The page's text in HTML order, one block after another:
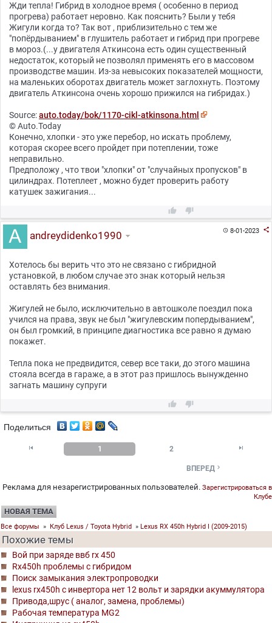
Жди тепла! Гибрид в холодное время ( особенно в период
прогрева) работает неровно. Как пояснить? Были у тебя
Жигули когда то? Так вот , приблизительно с тем же
"попёрдыванием" в глушитель работает и гибрид при прогреве
в мороз.(...у двигателя Аткинсона есть один существенный
недостаток, который не позволял применять его в массовом
производстве машин. Из-за невысоких показателей мощности,
на маленьких оборотах двигатель может заглохнуть. Поэтому
двигатель Аткинсона очень хорошо прижился на гибридах.)
Source:auto.today/bok/1170-cikl-atkinsona.html
© Auto.Today
Конечно, хлопки - это уже перебор, но искать проблему,
которая скорее всего пройдет при потеплении, тоже
неправильно.
Предположу , что твои "хлопки" от "случайных пропусков" в
цилиндрах. Потеплеет , можно будет проверить работу
катушек зажигания...
 
8-01-2023 
andreydidenko1990
Хотелось бы верить что это не связано с гибридной
установкой, в любом случае это знак который нельзя
оставлять без внимания.
Жигулей не было, исключительно в автошколе поездил пока
учился на права, звук не был "жигулевским попердыванием",
он был громкий, в принципе диагностика все равно я думаю
покажет.
Тепла пока не предвидится, север все таки, до этого машина
стояла всегда в гараже, а в этот раз пришлось вынужденно
загнать машину супруги
 
Поделиться
 1 2 
ВПЕРЕД 
Реклама для незарегистрированных пользователей. Зарегистрироваться в
Клубе
НОВАЯ ТЕМА
Все форумы » Клуб Lexus / Toyota Hybrid » Lexus RX 450h Hybrid I (2009-2015)
Похожие темы
Вой при заряде ввб rx 450
Rx450h проблемы с гибридом
Поиск замыкания электропроводки
lexus rx450h с инвертора нет 12 вольт и зарядки акуммулятора
Привода,шрус ( аналог, замена, проблемы)
Рабочая температура MG2